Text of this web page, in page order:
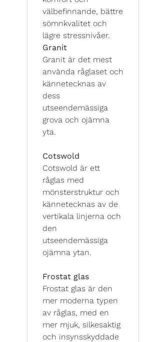
välbefinnande, bättre
sömnkvalitet och
lägre stressnivåer.
Granit
Granit är det mest
använda råglaset och
kännetecknas av
dess
utseendemässiga
grova och ojämna
yta.
Cotswold
Cotswold är ett
råglas med
mönsterstruktur och
kännetecknas av de
vertikala linjerna och
den
utseendemässiga
ojämna ytan.
Frostat glas
Frostat glas är den
mer moderna typen
av råglas, med en
mer mjuk, silkesaktig
och insynsskyddade